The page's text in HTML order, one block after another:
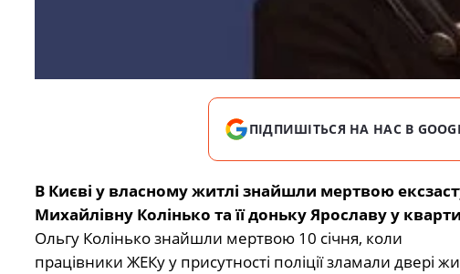
ПІДПИШІТЬСЯ НА НАС В
В Києві у власному житлі знайшли мертвою
Михайлівну Колінько та її доньку Ярославу у
Ольгу Колінько знайшли мертвою 10 січня, коли
працівники ЖЕКу у присутності поліції зламали двері